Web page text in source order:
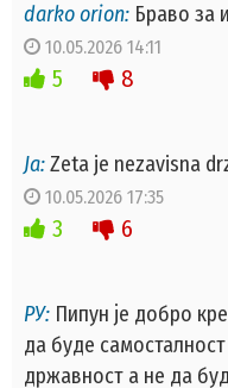
darko orion: Браво за
10.05.2026 14:11
5 8
Ja:Zeta je nezavisna
10.05.2026 17:35
3 6
РУ: Пипун је добро
да буде
државност а не да